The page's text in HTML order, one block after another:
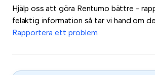
Hjälp oss att göra Rentumo bättre -
felaktig information så tar vi hand om
Rapportera ett problem